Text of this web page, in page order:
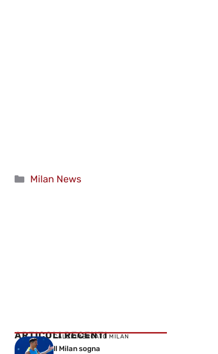
Categorie
Milan News
ARTICOLI RECENTI
CALCIOMERCATO MILAN
Il Milan sogna